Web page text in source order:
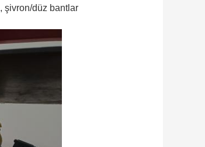
şivron/düz bantlar